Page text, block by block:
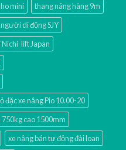
mini
thang nâng hàng 9m
di động SJY
lift Japan
đặc xe nâng Pio 10.00-20
750kg cao 1500mm
xe nâng bán tự động đài loan